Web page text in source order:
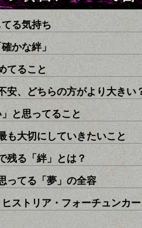
る気持ち
かな絆」
てること
安、どちらの方がより大きい
と思ってること
も大切にしていきたいこと
残る「絆」とは？
ってる「夢」の全容
ストリア・フォーチュンカ